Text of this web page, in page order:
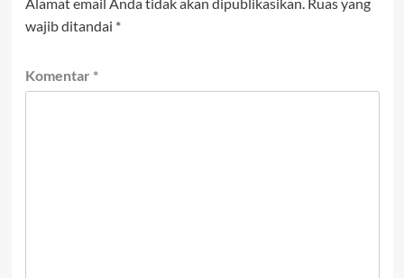
Alamat email Anda tidak akan dipublikasikan. Ruas yang
wajib ditandai *
Komentar *